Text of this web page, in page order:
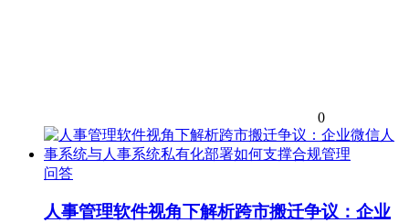
0
问答
人事管理软件视角下解析跨市搬迁争议：企业